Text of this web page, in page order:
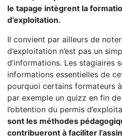
le tapage intègrent la
d’exploitation.
Il convient par ailleurs de
d’exploitation n’est pas un
d’informations. Les stagiaires
informations essentielles de
pourquoi certains formateurs
par exemple un quizz en fin
l’obtention du permis
sont les méthodes
contribueront à faciliter